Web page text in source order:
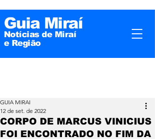
Guia Miraí
Notícias de Miraí
e Região
CORPO DE MARCUS VINICIUS
FOI ENCONTRADO NO FIM DA
GUIA MIRAI
12 de set. de 2022